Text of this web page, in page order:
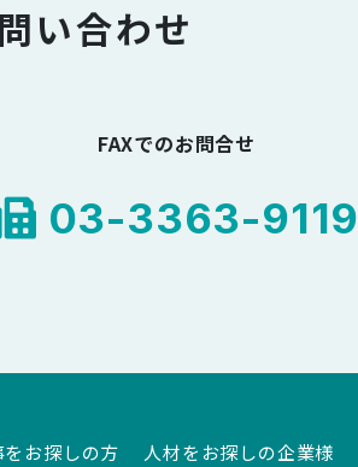
い合わせ
FAXでのお問合せ
03-3363-9119
をお探しの方 人材をお探しの企業様